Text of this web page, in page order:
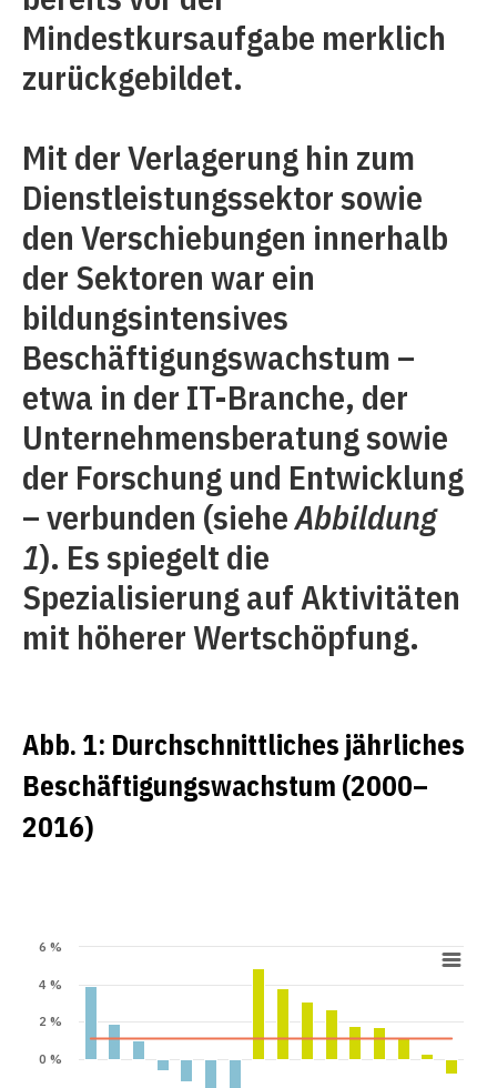
Mindestkursaufgabe merklich
zurückgebildet.
Mit der Verlagerung hin zum
Dienstleistungssektor sowie
den Verschiebungen innerhalb
der Sektoren war ein
bildungsintensives
Beschäftigungswachstum –
etwa in der IT-Branche, der
Unternehmensberatung sowie
der Forschung und Entwicklung
– verbunden (sieheAbbildung
1). Es spiegelt die
Spezialisierung auf Aktivitäten
mit höherer Wertschöpfung.
Abb. 1: Durchschnittliches jährliches
Beschäftigungswachstum (2000–
2016)
0 %
2 %
4 %
6 %